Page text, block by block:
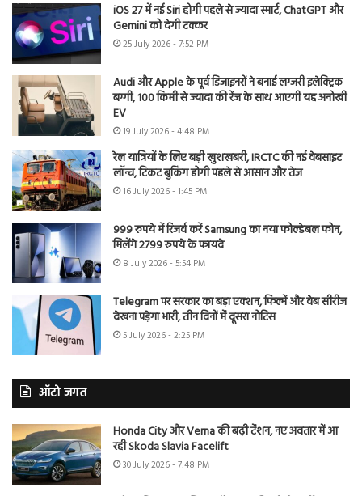
iOS 27 में नई Siri होगी पहले से ज्यादा स्मार्ट, ChatGPT और
Gemini को देगी टक्कर
25 July 2026 - 7:52 PM
Audi और Apple के पूर्व डिजाइनरों ने बनाई लग्जरी इलेक्ट्रिक
बग्गी, 100 किमी से ज्यादा की रेंज के साथ आएगी यह अनोखी
EV
19 July 2026 - 4:48 PM
रेल यात्रियों के लिए बड़ी खुशखबरी, IRCTC की नई वेबसाइट
लॉन्च, टिकट बुकिंग होगी पहले से आसान और तेज
16 July 2026 - 1:45 PM
999 रुपये में रिजर्व करें Samsung का नया फोल्डेबल फोन,
मिलेंगे 2799 रुपये के फायदे
8 July 2026 - 5:54 PM
Telegram पर सरकार का बड़ा एक्शन, फिल्में और वेब सीरीज
देखना पड़ेगा भारी, तीन दिनों में दूसरा नोटिस
5 July 2026 - 2:25 PM
ऑटो जगत
Honda City और Verna की बढ़ी टेंशन, नए अवतार में आ
रही Skoda Slavia Facelift
30 July 2026 - 7:48 PM